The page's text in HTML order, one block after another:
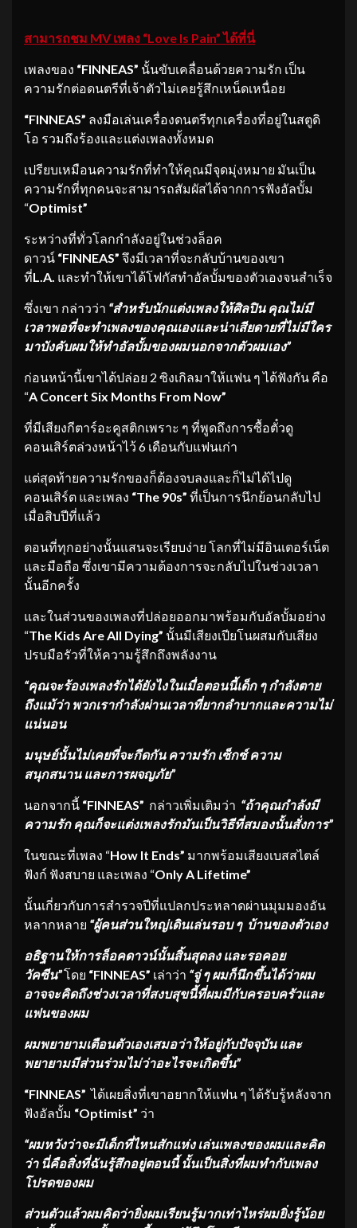
สามารถชม MV เพลง “Love Is Pain”ได้ที่นี่
เพลงของ “FINNEAS” นั้นขับเคลื่อนด้วยความรัก เป็น
ความรักต่อดนตรีที่เจ้าตัวไม่เคยรู้สึกเหน็ดเหนื่อย
“FINNEAS” ลงมือเล่นเครื่องดนตรีทุกเครื่องที่อยู่ในสตูดิ
โอ รวมถึงร้องและแต่งเพลงทั้งหมด
เปรียบเหมือนความรักที่ทำให้คุณมีจุดมุ่งหมาย มันเป็น
ความรักที่ทุกคนจะสามารถสัมผัสได้จากการฟังอัลบั้ม
“Optimist”
ระหว่างที่ทั่วโลกกำลังอยู่ในช่วงล็อค
ดาวน์ “FINNEAS” จึงมีเวลาที่จะกลับบ้านของเขา
ที่L.A. และทำให้เขาได้โฟกัสทำอัลบั้มของตัวเองจนสำเร็จ
ซึ่งเขา กล่าวว่า “สำหรับนักแต่งเพลงให้ศิลปิน คุณไม่มี
เวลาพอที่จะทำเพลงของคุณเองและน่าเสียดายที่ไม่มีใคร
มาบังคับผมให้ทำอัลบั้มของผมนอกจากตัวผมเอง”
ก่อนหน้านี้เขาได้ปล่อย 2 ซิงเกิลมาให้แฟน ๆ ได้ฟังกัน คือ
“A Concert Six Months From Now”
ที่มีเสียงกีตาร์อะคูสติกเพราะ ๆ ที่พูดถึงการซื้อตั๋วดู
คอนเสิร์ตล่วงหน้าไว้ 6 เดือนกับแฟนเก่า
แต่สุดท้ายความรักของก็ต้องจบลงและก็ไม่ได้ไปดู
คอนเสิร์ต และเพลง “The 90s” ที่เป็นการนึกย้อนกลับไป
เมื่อสิบปีที่แล้ว
ตอนที่ทุกอย่างนั้นแสนจะเรียบง่าย โลกที่ไม่มีอินเตอร์เน็ต
และมือถือ ซึ่งเขามีความต้องการจะกลับไปในช่วงเวลา
นั้นอีกครั้ง
และในส่วนของเพลงที่ปล่อยออกมาพร้อมกับอัลบั้มอย่าง
“The Kids Are All Dying” นั้นมีเสียงเปียโนผสมกับเสียง
ปรบมือรัวที่ให้ความรู้สึกถึงพลังงาน
“คุณจะร้องเพลงรักได้ยังไงในเมื่อตอนนี้เด็ก ๆ กำลังตาย
ถึงแม้ว่า พวกเรากำลังผ่านเวลาที่ยากลำบากและความไม่
แน่นอน
มนุษย์นั้นไม่เคยที่จะกีดกัน ความรัก เซ็กซ์ ความ
สนุกสนาน และการผจญภัย”
นอกจากนี้ “FINNEAS” กล่าวเพิ่มเติมว่า “ถ้าคุณกำลังมี
ความรัก คุณก็จะแต่งเพลงรักมันเป็นวิธีที่สมองนั้นสั่งการ”
ในขณะที่เพลง “How It Ends” มากพร้อมเสียงเบสสไตล์
ฟังก์ ฟังสบาย และเพลง “Only A Lifetime”
นั้นเกี่ยวกับการสำรวจปีที่แปลกประหลาดผ่านมุมมองอัน
หลากหลาย “ผู้คนส่วนใหญ่เดินเล่นรอบ ๆ บ้านของตัวเอง
อธิฐานให้การล็อคดาวน์นั้นสิ้นสุดลง และรอคอย
วัคซีน”โดย “FINNEAS” เล่าว่า “จู่ ๆ ผมก็นึกขึ้นได้ว่าผม
อาจจะคิดถึงช่วงเวลาที่สงบสุขนี้ที่ผมมีกับครอบครัวและ
แฟนของผม
ผมพยายามเตือนตัวเองเสมอว่าให้อยู่กับปัจจุบัน และ
พยายามมีส่วนร่วมไม่ว่าอะไรจะเกิดขึ้น”
“FINNEAS”ได้เผยสิ่งที่เขาอยากให้แฟน ๆ ได้รับรู้หลังจาก
ฟังอัลบั้ม “Optimist” ว่า
“ผมหวังว่าจะมีเด็กที่ไหนสักแห่ง เล่นเพลงของผมและคิด
ว่า นี่คือสิ่งที่ฉันรู้สึกอยู่ตอนนี้ นั้นเป็นสิ่งที่ผมทำกับเพลง
โปรดของผม
ส่วนตัวแล้วผมคิดว่ายิ่งผมเรียนรู้มากเท่าไหร่ผมยิ่งรู้น้อย